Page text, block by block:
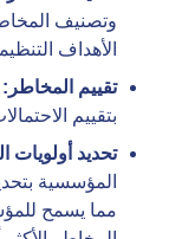
وتصنيف
الأهداف
تقييم المخاطر:
بتقييم
تحديد أولويات
المؤسسية
مما يسمح